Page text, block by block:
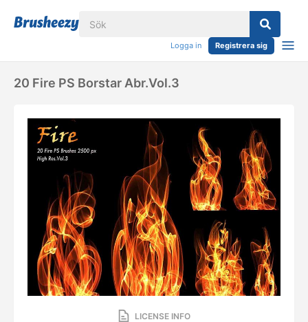
Logga in Registrera sig
20 Fire PS Borstar Abr.Vol.3
LICENSE INFO